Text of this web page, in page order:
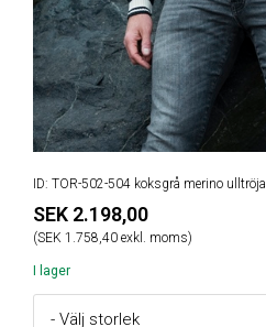
ID: TOR-502-504 koksgrå merino ulltröja
SEK 2.198,00
(SEK 1.758,40 exkl. moms)
I lager